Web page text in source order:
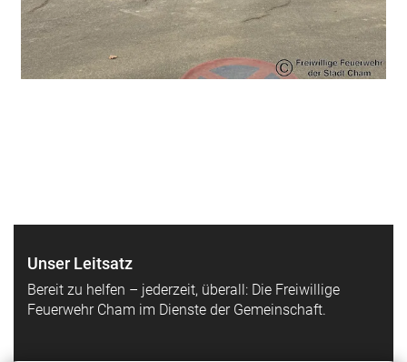
Unser Leitsatz
Bereit zu helfen – jederzeit, überall: Die Freiwillige
Feuerwehr Cham im Dienste der Gemeinschaft.